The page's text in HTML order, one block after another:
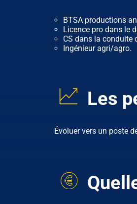
BTSA productions
Licence pro dans le
CS dans la conduite
Ingénieur agri/agro.
Les
Évoluer vers un poste